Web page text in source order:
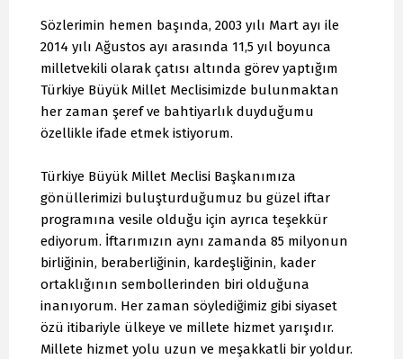
Sözlerimin hemen başında, 2003 yılı Mart ayı ile
2014 yılı Ağustos ayı arasında 11,5 yıl boyunca
milletvekili olarak çatısı altında görev yaptığım
Türkiye Büyük Millet Meclisimizde bulunmaktan
her zaman şeref ve bahtiyarlık duyduğumu
özellikle ifade etmek istiyorum.
Türkiye Büyük Millet Meclisi Başkanımıza
gönüllerimizi buluşturduğumuz bu güzel iftar
programına vesile olduğu için ayrıca teşekkür
ediyorum. İftarımızın aynı zamanda 85 milyonun
birliğinin, beraberliğinin, kardeşliğinin, kader
ortaklığının sembollerinden biri olduğuna
inanıyorum. Her zaman söylediğimiz gibi siyaset
özü itibariyle ülkeye ve millete hizmet yarışıdır.
Millete hizmet yolu uzun ve meşakkatli bir yoldur.